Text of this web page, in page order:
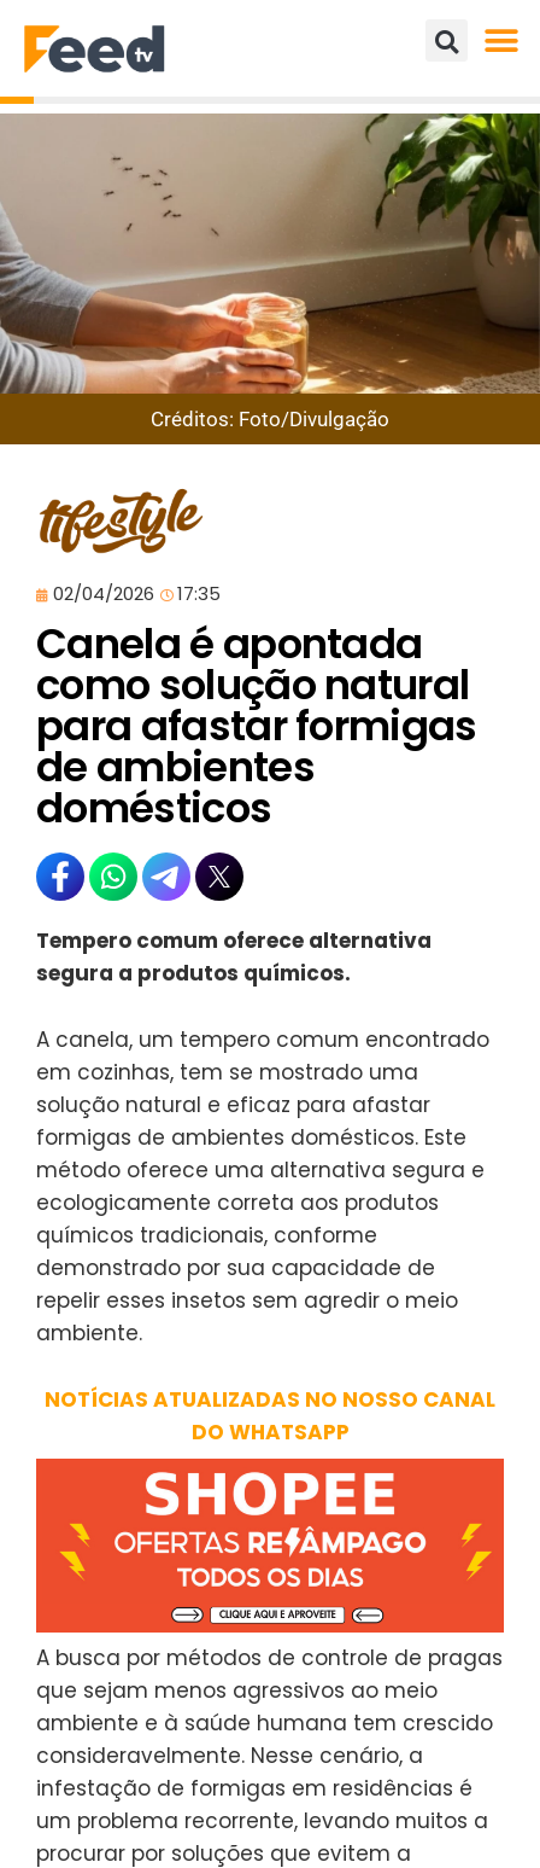
Créditos: Foto/Divulgação
02/04/2026 17:35
Canela é apontada
como solução natural
para afastar formigas
de ambientes
domésticos
Tempero comum oferece alternativa
segura a produtos químicos.
A canela, um tempero comum encontrado
em cozinhas, tem se mostrado uma
solução natural e eficaz para afastar
formigas de ambientes domésticos. Este
método oferece uma alternativa segura e
ecologicamente correta aos produtos
químicos tradicionais, conforme
demonstrado por sua capacidade de
repelir esses insetos sem agredir o meio
ambiente.
NOTÍCIAS ATUALIZADAS NO NOSSO CANAL
DO WHATSAPP
A busca por métodos de controle de pragas
que sejam menos agressivos ao meio
ambiente e à saúde humana tem crescido
consideravelmente. Nesse cenário, a
infestação de formigas em residências é
um problema recorrente, levando muitos a
procurar por soluções que evitem a